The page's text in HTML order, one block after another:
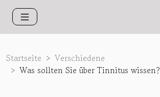
Startseite
Verschiedene
Was sollten Sie über Tinnitus wissen?